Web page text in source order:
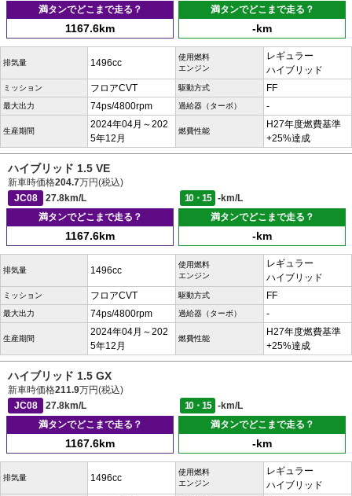
満タンでどこまで走る？
1167.6km
満タンでどこまで走る？
-km
排気量 1496cc
使用燃料
エンジン
レギュラー
ハイブリッド
ミッション フロアCVT 駆動方式 FF
最大出力 74ps/4800rpm 過給器（ターボ） -
生産期間
2024年04月～202
5年12月
燃費性能
H27年度燃費基準
+25%達成
ハイブリッド 1.5 VE
新車時価格204.7万円(税込)
JC08
27.8km/L 10・15
-km/L
満タンでどこまで走る？
1167.6km
満タンでどこまで走る？
-km
排気量 1496cc
使用燃料
エンジン
レギュラー
ハイブリッド
ミッション フロアCVT 駆動方式 FF
最大出力 74ps/4800rpm 過給器（ターボ） -
生産期間
2024年04月～202
5年12月
燃費性能
H27年度燃費基準
+25%達成
ハイブリッド 1.5 GX
新車時価格211.9万円(税込)
JC08
27.8km/L 10・15
-km/L
満タンでどこまで走る？
1167.6km
満タンでどこまで走る？
-km
排気量 1496cc
使用燃料
エンジン
レギュラー
ハイブリッド